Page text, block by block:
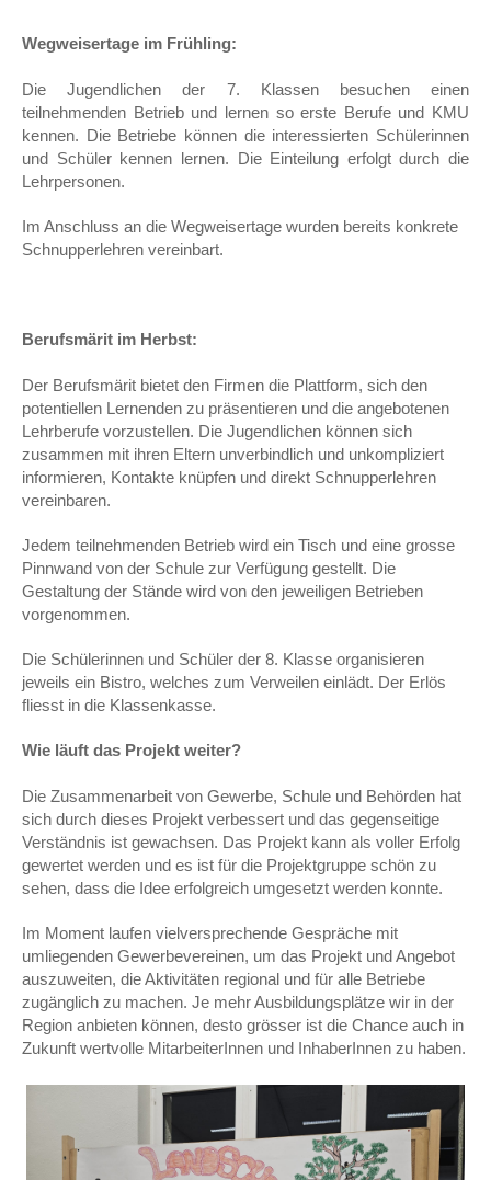
Wegweisertage im Frühling:
Die Jugendlichen der 7. Klassen besuchen einen
teilnehmenden Betrieb und lernen so erste Berufe und KMU
kennen. Die Betriebe können die interessierten Schülerinnen
und Schüler kennen lernen. Die Einteilung erfolgt durch die
Lehrpersonen.
Im Anschluss an die Wegweisertage wurden bereits konkrete
Schnupperlehren vereinbart.
Berufsmärit im Herbst:
Der Berufsmärit bietet den Firmen die Plattform, sich den
potentiellen Lernenden zu präsentieren und die angebotenen
Lehrberufe vorzustellen. Die Jugendlichen können sich
zusammen mit ihren Eltern unverbindlich und unkompliziert
informieren, Kontakte knüpfen und direkt Schnupperlehren
vereinbaren.
Jedem teilnehmenden Betrieb wird ein Tisch und eine grosse
Pinnwand von der Schule zur Verfügung gestellt. Die
Gestaltung der Stände wird von den jeweiligen Betrieben
vorgenommen.
Die Schülerinnen und Schüler der 8. Klasse organisieren
jeweils ein Bistro, welches zum Verweilen einlädt. Der Erlös
fliesst in die Klassenkasse.
Wie läuft das Projekt weiter?
Die Zusammenarbeit von Gewerbe, Schule und Behörden hat
sich durch dieses Projekt ver­bessert und das gegenseitige
Verständnis ist gewachsen. Das Projekt kann als voller Erfolg
gewertet werden und es ist für die Projektgruppe schön zu
sehen, dass die Idee erfolgreich umgesetzt werden konnte.
Im Moment laufen vielversprechende Gespräche mit
umliegenden Gewerbevereinen, um das Projekt und Angebot
auszuweiten, die Aktivitäten regional und für alle Betriebe
zugänglich zu machen. Je mehr Ausbildungsplätze wir in der
Region anbieten können, desto grösser ist die Chance auch in
Zukunft wertvolle MitarbeiterInnen und InhaberInnen zu haben.